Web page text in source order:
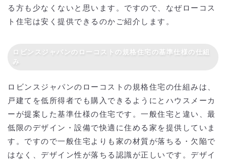
る方も少なくないと思います。ですので、なぜローコス
ト住宅は安く提供できるのかご紹介します。
ロビンスジャパンのローコストの規格住宅の基準仕様の仕組
み
ロビンスジャパンのローコストの規格住宅の仕組みは、
戸建てを低所得者でも購入できるようにとハウスメーカ
ーが提案した基準仕様の住宅です。一般住宅と違い、最
低限のデザイン・設備で快適に住める家を提供していま
す。ですので一般住宅よりも家の材質が落ちる・欠陥で
はなく、デザイン性が落ちる認識が正しいです。デザイ